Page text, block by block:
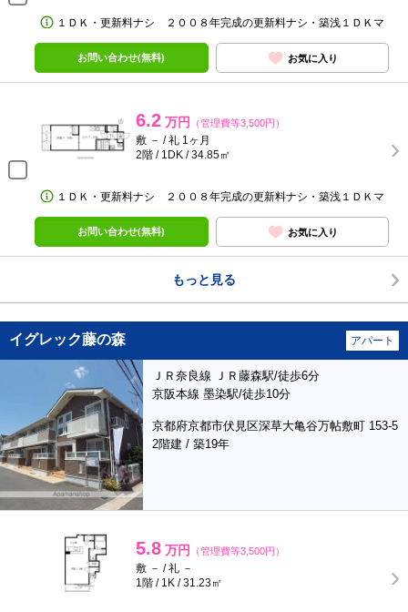
１ＤＫ・更新料ナシ ２００８年完成の更新料ナシ・築浅１ＤＫマ
お問い合わせ(無料) お気に入り
6.2 万円 （管理費等3,500円）
敷 － / 礼 1ヶ月
2階 / 1DK / 34.85㎡
１ＤＫ・更新料ナシ ２００８年完成の更新料ナシ・築浅１ＤＫマ
お問い合わせ(無料) お気に入り
もっと見る
イグレック藤の森 アパート
ＪＲ奈良線 ＪＲ藤森駅/徒歩6分
京阪本線 墨染駅/徒歩10分
京都府京都市伏見区深草大亀谷万帖敷町 153-5
2階建 / 築19年
5.8 万円 （管理費等3,500円）
敷 － / 礼 －
1階 / 1K / 31.23㎡